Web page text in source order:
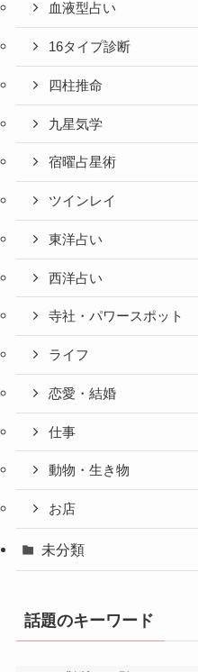
血液型占い
16タイプ診断
四柱推命
九星気学
宿曜占星術
ツインレイ
東洋占い
西洋占い
寺社・パワースポット
ライフ
恋愛・結婚
仕事
動物・生き物
お店
未分類
話題のキーワード